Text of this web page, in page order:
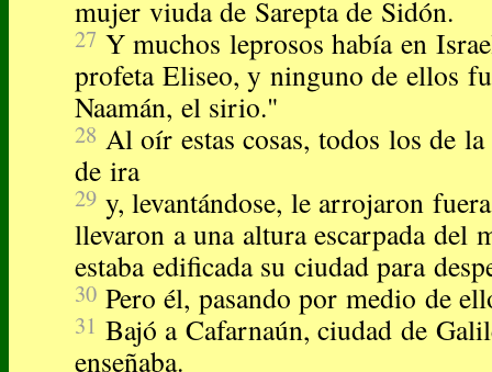
mujer viuda de Sarepta de Sidón.
27 Y muchos leprosos había en
profeta Eliseo, y ninguno de ellos
Naamán, el sirio."
28 Al oír estas cosas, todos los de
de ira
29 y, levantándose, le arrojaron
llevaron a una altura escarpada del
estaba edificada su ciudad para
30 Pero él, pasando por medio de
31 Bajó a Cafarnaún, ciudad de
enseñaba.